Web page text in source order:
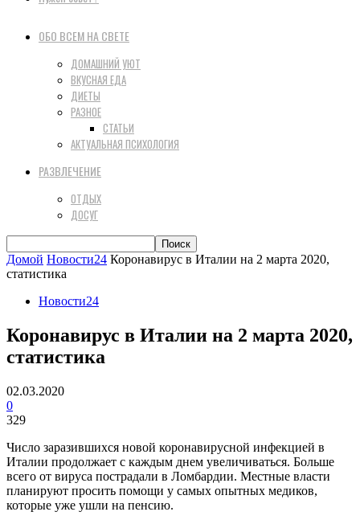
ОБО ВСЕМ НА СВЕТЕ
ДОМАШНИЙ УЮТ
ВКУСНАЯ ЕДА
ДИЕТЫ
РАЗНОЕ
СТАТЬИ
АКТУАЛЬНАЯ ПСИХОЛОГИЯ
РАЗВЛЕЧЕНИЕ
ОТДЫХ
ДОСУГ
Домой Новости24 Коронавирус в Италии на 2 марта 2020,
статистика
Новости24
Коронавирус в Италии на 2 марта 2020,
статистика
02.03.2020
0
329
Число заразившихся новой коронавирусной инфекцией в
Италии продолжает с каждым днем увеличиваться. Больше
всего от вируса пострадали в Ломбардии. Местные власти
планируют просить помощи у самых опытных медиков,
которые уже ушли на пенсию.